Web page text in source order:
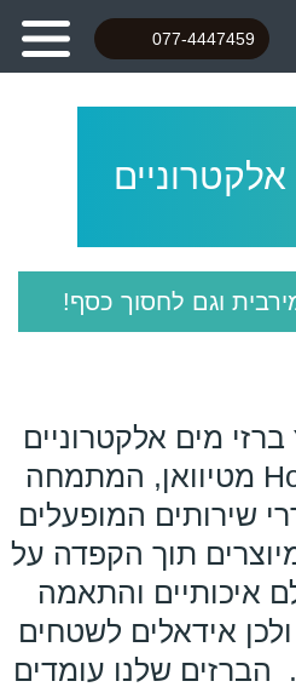
077-4447459
וגם לחסוך כסף!
מים אלקטרוניים
של חברת Hokwang מטיוואן, המתמחה
שירותים המופעלים
תוך הקפדה על
איכותיים והתאמה
אידאלים לשטחים
הברזים שלנו עומדים